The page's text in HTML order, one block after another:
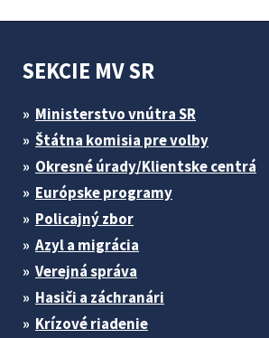
SEKCIE MV SR
Ministerstvo vnútra SR
Štátna komisia pre volby
Okresné úrady/Klientske centrá
Európske programy
Policajný zbor
Azyl a migrácia
Verejná správa
Hasiči a záchranári
Krízové riadenie